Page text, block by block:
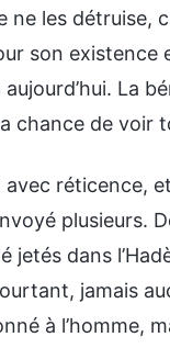
ne les détruise,
son existence
La
chance de voir
réticence,
plusieurs.
dans
jamais
à l’homme,